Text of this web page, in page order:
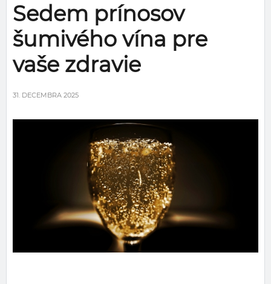
Sedem prínosov
šumivého vína pre
vaše zdravie
31. DECEMBRA 2025